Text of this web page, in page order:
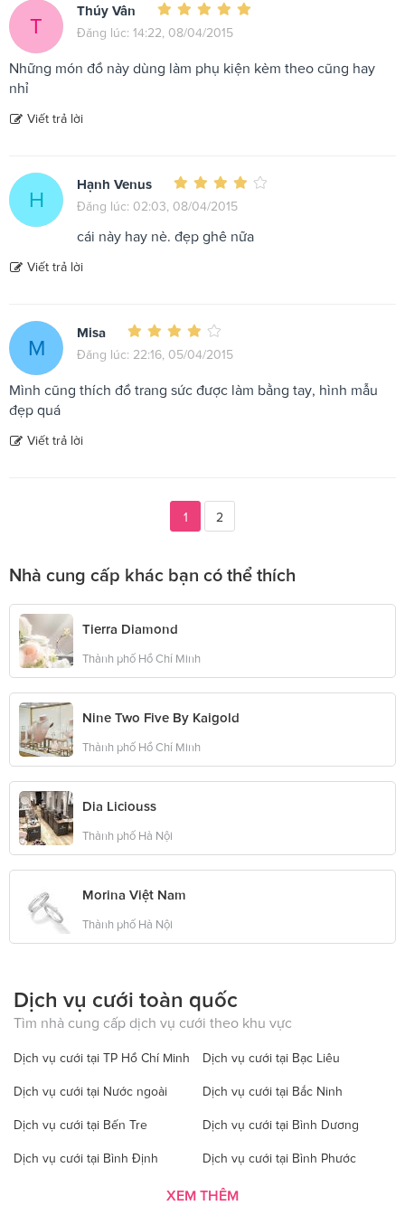
T
Thúy Vân
Đăng lúc: 14:22, 08/04/2015
Những món đồ này dùng làm phụ kiện kèm theo cũng hay
nhỉ
Viết trả lời
H
Hạnh Venus
Đăng lúc: 02:03, 08/04/2015
cái này hay nè. đẹp ghê nữa
Viết trả lời
M
Misa
Đăng lúc: 22:16, 05/04/2015
Mình cũng thích đồ trang sức được làm bằng tay, hình mẫu
đẹp quá
Viết trả lời
1 2
Nhà cung cấp khác bạn có thể thích
Tierra Diamond
Thành phố Hồ Chí Minh
Nine Two Five By Kaigold
Thành phố Hồ Chí Minh
Dia Liciouss
Thành phố Hà Nội
Morina Việt Nam
Thành phố Hà Nội
Dịch vụ cưới toàn quốc
Tìm nhà cung cấp dịch vụ cưới theo khu vực
Dịch vụ cưới tại TP Hồ Chí Minh Dịch vụ cưới tại Bạc Liêu
Dịch vụ cưới tại Nước ngoài Dịch vụ cưới tại Bắc Ninh
Dịch vụ cưới tại Bến Tre Dịch vụ cưới tại Bình Dương
Dịch vụ cưới tại Bình Định Dịch vụ cưới tại Bình Phước
Dịch vụ cưới tại Bình Thuận Dịch vụ cưới tại Cà Mau
XEM THÊM